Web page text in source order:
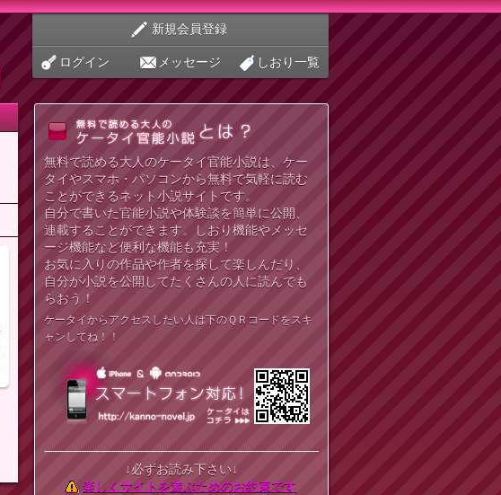
新規会員登録
ログイン メッセージ しおり一覧
無料で読める大人のケータイ官能小説は、ケー
タイやスマホ・パソコンから無料で気軽に読む
ことができるネット小説サイトです。
自分で書いた官能小説や体験談を簡単に公開、
連載することができます。しおり機能やメッセ
ージ機能など便利な機能も充実！
お気に入りの作品や作者を探して楽しんだり、
自分が小説を公開してたくさんの人に読んでも
らおう！
ケータイからアクセスしたい人は下のＱＲコードをスキ
ャンしてね！！
↓必ずお読み下さい↓
楽しくサイトを遊ぶためのお約束です